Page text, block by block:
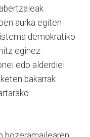
aurka egiten
demokratiko
eginez
edo alderdiei
bakarrak